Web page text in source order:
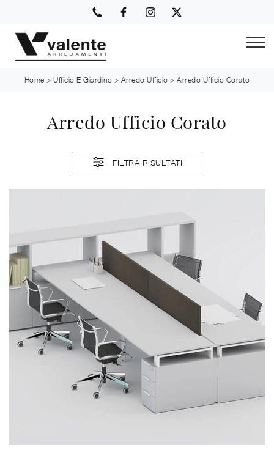
Home > Ufficio E Giardino > Arredo Ufficio > Arredo Ufficio Corato
Arredo Ufficio Corato
FILTRA RISULTATI